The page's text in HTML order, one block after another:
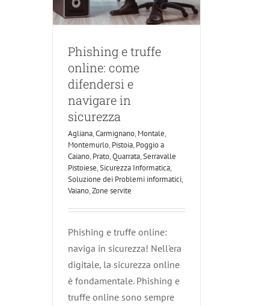
Phishing e truffe
online: come
difendersi e
navigare in
sicurezza
Agliana,Carmignano, Montale,
Montemurlo, Pistoia, Poggio a
Caiano, Prato,Quarrata,Serravalle
Pistoiese,Sicurezza Informatica,
Soluzione dei Problemi informatici,
Vaiano,Zone servite
Phishing e truffe online:
naviga in sicurezza! Nell'era
digitale, la sicurezza online
è fondamentale. Phishing e
truffe online sono sempre